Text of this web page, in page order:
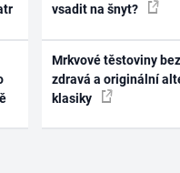
vsadit na šnyt?
Mrkvové těstoviny
zdravá a originální
klasiky